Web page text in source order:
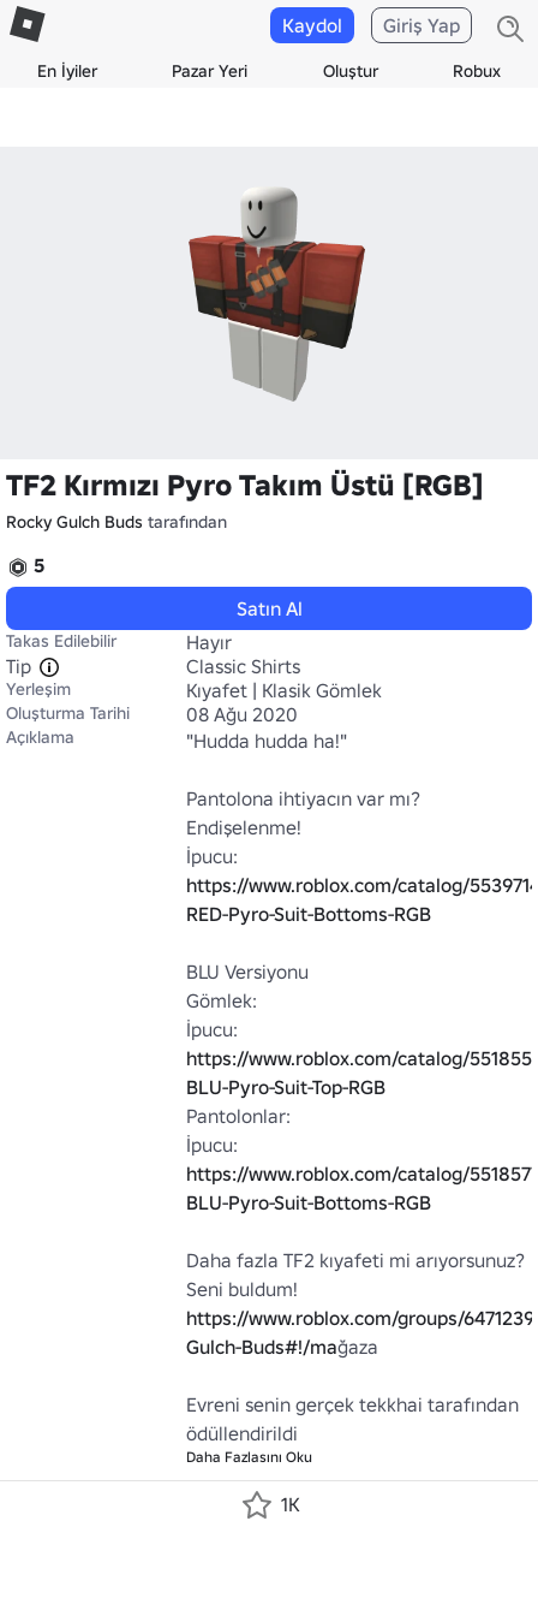
En İyiler Pazar Yeri Oluştur Robux
Kaydol Giriş Yap
TF2 Kırmızı Pyro Takım Üstü [RGB]
Rocky Gulch Buds tarafından
5
Satın Al
Takas Edilebilir
Hayır
Tip
Classic Shirts
Yerleşim Kıyafet | Klasik Gömlek
Oluşturma Tarihi 08 Ağu 2020
Açıklama "Hudda hudda ha!"
Pantolona ihtiyacın var mı?
Endişelenme!
https://www.roblox.com/catalog/
RED-Pyro-Suit-Bottoms-RGB
BLU Versiyonu
Gömlek:
https://www.roblox.com/catalog/
BLU-Pyro-Suit-Top-RGB
Pantolonlar:
https://www.roblox.com/catalog/
BLU-Pyro-Suit-Bottoms-RGB
Daha fazla TF2 kıyafeti mi arıyorsunuz?
https://www.roblox.com/groups/
Gulch-Buds#!/mağaza
Evreni senin gerçek tekkhai tarafından
ödüllendirildi
Daha Fazlasını Oku
1K